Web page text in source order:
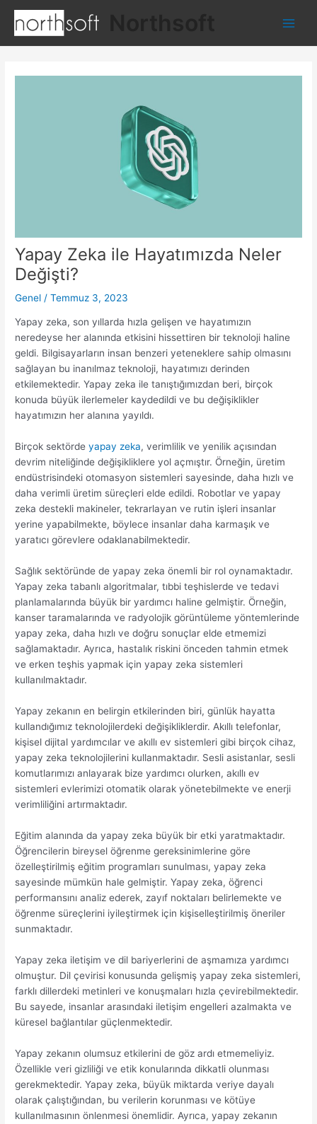
atla
Yapay Zeka ile Hayatımızda Neler
Değişti?
Genel /Temmuz 3, 2023
Yapay zeka, son yıllarda hızla gelişen ve hayatımızın
neredeyse her alanında etkisini hissettiren bir teknoloji haline
geldi. Bilgisayarların insan benzeri yeteneklere sahip olmasını
sağlayan bu inanılmaz teknoloji, hayatımızı derinden
etkilemektedir. Yapay zeka ile tanıştığımızdan beri, birçok
konuda büyük ilerlemeler kaydedildi ve bu değişiklikler
hayatımızın her alanına yayıldı.
Birçok sektördeyapay zeka, verimlilik ve yenilik açısından
devrim niteliğinde değişikliklere yol açmıştır. Örneğin, üretim
endüstrisindeki otomasyon sistemleri sayesinde, daha hızlı ve
daha verimli üretim süreçleri elde edildi. Robotlar ve yapay
zeka destekli makineler, tekrarlayan ve rutin işleri insanlar
yerine yapabilmekte, böylece insanlar daha karmaşık ve
yaratıcı görevlere odaklanabilmektedir.
Sağlık sektöründe de yapay zeka önemli bir rol oynamaktadır.
Yapay zeka tabanlı algoritmalar, tıbbi teşhislerde ve tedavi
planlamalarında büyük bir yardımcı haline gelmiştir. Örneğin,
kanser taramalarında ve radyolojik görüntüleme yöntemlerinde
yapay zeka, daha hızlı ve doğru sonuçlar elde etmemizi
sağlamaktadır. Ayrıca, hastalık riskini önceden tahmin etmek
ve erken teşhis yapmak için yapay zeka sistemleri
kullanılmaktadır.
Yapay zekanın en belirgin etkilerinden biri, günlük hayatta
kullandığımız teknolojilerdeki değişikliklerdir. Akıllı telefonlar,
kişisel dijital yardımcılar ve akıllı ev sistemleri gibi birçok cihaz,
yapay zeka teknolojilerini kullanmaktadır. Sesli asistanlar, sesli
komutlarımızı anlayarak bize yardımcı olurken, akıllı ev
sistemleri evlerimizi otomatik olarak yönetebilmekte ve enerji
verimliliğini artırmaktadır.
Eğitim alanında da yapay zeka büyük bir etki yaratmaktadır.
Öğrencilerin bireysel öğrenme gereksinimlerine göre
özelleştirilmiş eğitim programları sunulması, yapay zeka
sayesinde mümkün hale gelmiştir. Yapay zeka, öğrenci
performansını analiz ederek, zayıf noktaları belirlemekte ve
öğrenme süreçlerini iyileştirmek için kişiselleştirilmiş öneriler
sunmaktadır.
Yapay zeka iletişim ve dil bariyerlerini de aşmamıza yardımcı
olmuştur. Dil çevirisi konusunda gelişmiş yapay zeka sistemleri,
farklı dillerdeki metinleri ve konuşmaları hızla çevirebilmektedir.
Bu sayede, insanlar arasındaki iletişim engelleri azalmakta ve
küresel bağlantılar güçlenmektedir.
Yapay zekanın olumsuz etkilerini de göz ardı etmemeliyiz.
Özellikle veri gizliliği ve etik konularında dikkatli olunması
gerekmektedir. Yapay zeka, büyük miktarda veriye dayalı
olarak çalıştığından, bu verilerin korunması ve kötüye
kullanılmasının önlenmesi önemlidir. Ayrıca, yapay zekanın